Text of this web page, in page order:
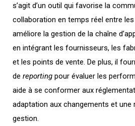
s’agit d’un outil qui favorise la
collaboration en temps réel entre
améliore la gestion de la chaîne
en intégrant les fournisseurs, les
et les points de vente. De plus, il
de reporting pour évaluer les
aide à se conformer aux
adaptation aux changements et
gestion.